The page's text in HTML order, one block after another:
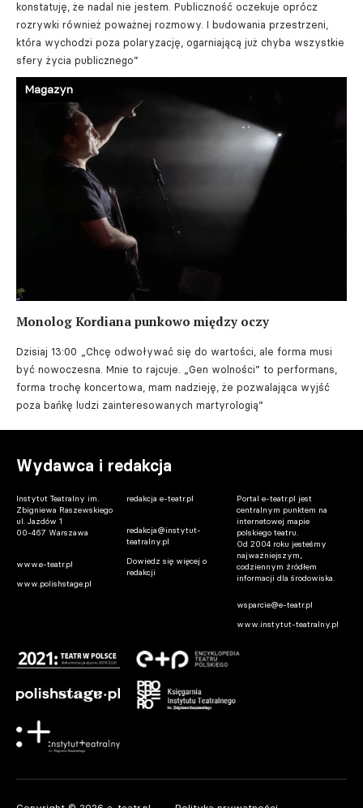
konstatuję, że nadal nie jestem. Publiczność oczekuje oprócz
rozrywki również poważnej rozmowy. I budowania przestrzeni,
która wychodzi poza polaryzację, ogarniającą już chyba wszystkie
sfery życia publicznego”
Monolog Kordiana punkowo między oczy
Dzisiaj 13:00 „Chcę odwoływać się do wartości, ale forma musi
być nowoczesna. Mnie to rajcuje. „Gen wolności” to performans,
forma trochę koncertowa, mam nadzieję, że pozwalająca wyjść
poza bańkę ludzi zainteresowanych martyrologią”
Magazyn
Wydawca i redakcja
Instytut Teatralny im.
Zbigniewa Raszewskiego
ul. Jazdów 1
00-467 Warszawa
www.e-teatr.pl
www.polishstage.pl
redakcja e-teatr.pl
redakcja@instytut-
teatralny.pl
Dowiedz się więcej o
redakcji
Portal e-teatr.pl jest
centralnym punktem na
internetowej mapie
polskiego teatru.
Od 2004 roku jesteśmy
najważniejszym,
codziennym źródłem
informacji dla środowiska.
wsparcie@e-teatr.pl
www.instytut-teatralny.pl